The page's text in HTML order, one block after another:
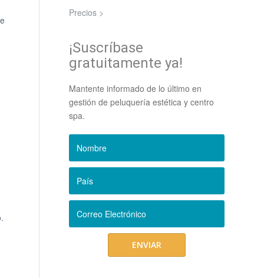
Precios >
¡Suscríbase
gratuitamente ya!
Mantente informado de lo último en
gestión de peluquería estética y centro
spa.